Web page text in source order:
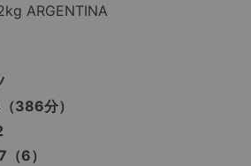
ARGENTINA
386分）
6）